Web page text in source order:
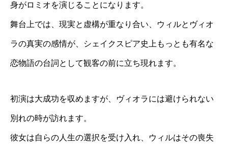
身がロミオを演じることになります。
舞台上では、現実と虚構が重なり合い、ウィルとヴィオ
ラの真実の感情が、シェイクスピア史上もっとも有名な
恋物語の台詞として観客の前に立ち現れます。
初演は大成功を収めますが、ヴィオラには避けられない
別れの時が訪れます。
彼女は自らの人生の選択を受け入れ、ウィルはその喪失